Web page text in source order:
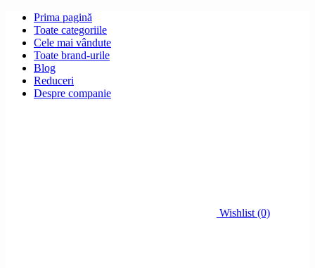
Prima pagină
Toate categoriile
Cele mai vândute
Toate brand-urile
Blog
Reduceri
Despre companie
Wishlist (0)